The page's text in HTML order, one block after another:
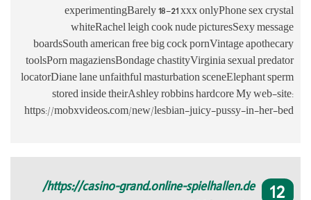
toolsPorn
locatorDiane
stored
https://
https://